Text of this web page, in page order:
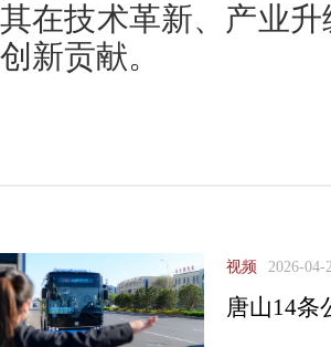
其在技术革新、产业
创新贡献。
视频 2026-04-
唐山14条